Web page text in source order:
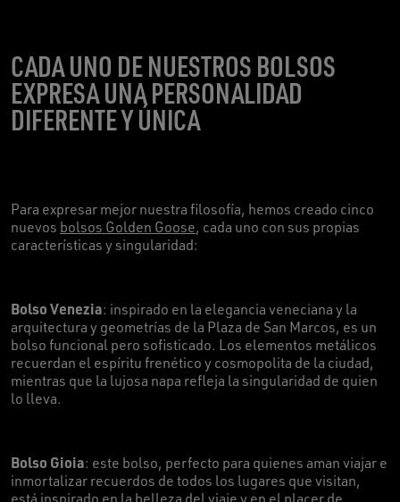
CADA UNO DE NUESTROS BOLSOS
EXPRESA UNA PERSONALIDAD
DIFERENTE Y ÚNICA
Para expresar mejor nuestra filosofía, hemos creado cinco
nuevos bolsos Golden Goose, cada uno con sus propias
características y singularidad:
Bolso Venezia: inspirado en la elegancia veneciana y la
arquitectura y geometrías de la Plaza de San Marcos, es un
bolso funcional pero sofisticado. Los elementos metálicos
recuerdan el espíritu frenético y cosmopolita de la ciudad,
mientras que la lujosa napa refleja la singularidad de quien
lo lleva.
Bolso Gioia: este bolso, perfecto para quienes aman viajar e
inmortalizar recuerdos de todos los lugares que visitan,
está inspirado en la belleza del viaje y en el placer de